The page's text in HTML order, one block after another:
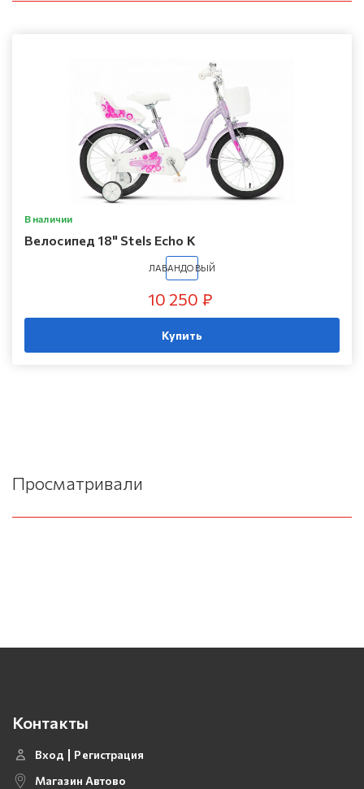
В наличии
Велосипед 18" Stels Echo K
ЛАВАНДОВЫЙ
10 250 ₽
Купить
Просматривали
Контакты
Вход
Регистрация
Магазин Автово